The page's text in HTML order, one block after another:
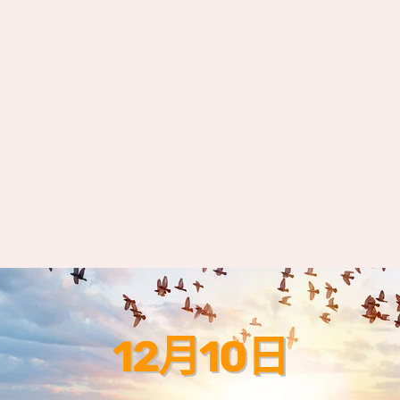
12月10日